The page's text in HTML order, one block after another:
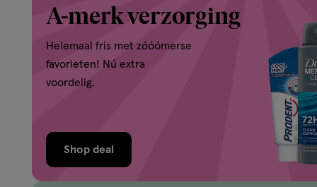
A-merk verzorging
Helemaal fris met zóóómerse
favorieten! Nú extra
voordelig.
Shop deal